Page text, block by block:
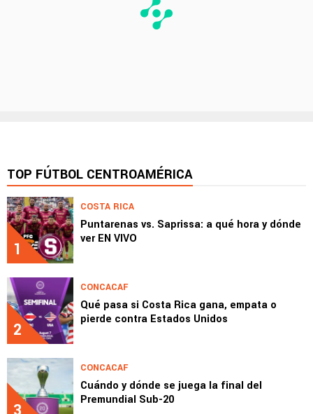
TOP FÚTBOL CENTROAMÉRICA
1
COSTA RICA
Puntarenas vs. Saprissa: a qué hora y dónde
ver EN VIVO
2
CONCACAF
Qué pasa si Costa Rica gana, empata o
pierde contra Estados Unidos
CONCACAF
Cuándo y dónde se juega la final del
Premundial Sub-20